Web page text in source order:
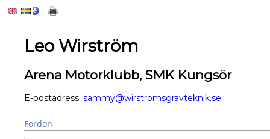
Leo Wirström
Arena Motorklubb, SMK Kungsör
E-postadress: sammy@wirstromsgravteknik.se
Fordon